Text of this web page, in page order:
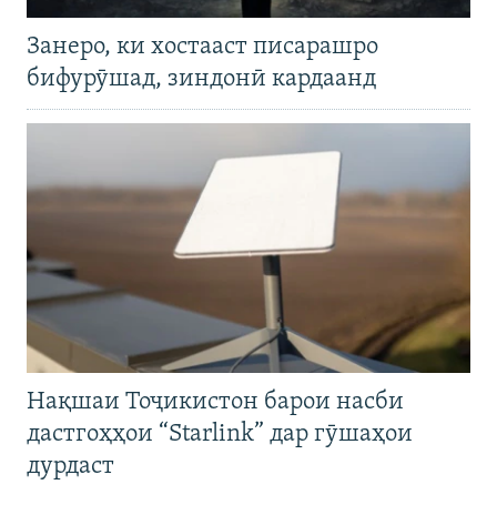
Занеро, ки хостааст писарашро
бифурӯшад, зиндонӣ кардаанд
Нақшаи Тоҷикистон барои насби
дастгоҳҳои “Starlink” дар гӯшаҳои
дурдаст